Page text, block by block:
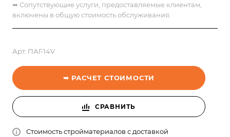
➥ Сопутствующие услуги, предоставляемые клиентам,
включены в общую стоимость обслуживания.
Арт. ПАГ-14V
➥ РАСЧЕТ СТОИМОСТИ
СРАВНИТЬ
Стоимость стройматериалов с доставкой